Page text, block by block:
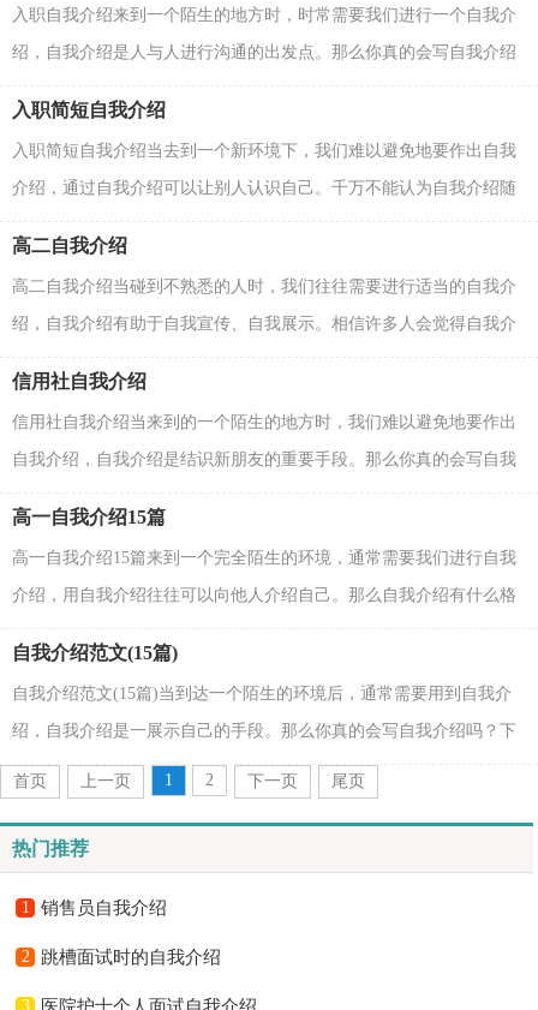
入职自我介绍来到一个陌生的地方时，时常需要我们进行一个自我介
绍，自我介绍是人与人进行沟通的出发点。那么你真的会写自我介绍
入职简短自我介绍
入职简短自我介绍当去到一个新环境下，我们难以避免地要作出自我
介绍，通过自我介绍可以让别人认识自己。千万不能认为自我介绍随
高二自我介绍
高二自我介绍当碰到不熟悉的人时，我们往往需要进行适当的自我介
绍，自我介绍有助于自我宣传、自我展示。相信许多人会觉得自我介
信用社自我介绍
信用社自我介绍当来到的一个陌生的地方时，我们难以避免地要作出
自我介绍，自我介绍是结识新朋友的重要手段。那么你真的会写自我
高一自我介绍15篇
高一自我介绍15篇来到一个完全陌生的环境，通常需要我们进行自我
介绍，用自我介绍往往可以向他人介绍自己。那么自我介绍有什么格
自我介绍范文(15篇)
自我介绍范文(15篇)当到达一个陌生的环境后，通常需要用到自我介
绍，自我介绍是一展示自己的手段。那么你真的会写自我介绍吗？下
面是小编整理的自我介绍范文，仅供参考，大家一起来看...
首页 上一页 1 2 下一页 尾页
热门推荐
1 销售员自我介绍
2 跳槽面试时的自我介绍
3 医院护士个人面试自我介绍